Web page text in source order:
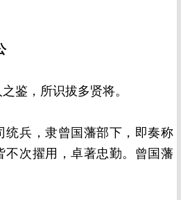
鉴，所识拔多贤将。
统兵，隶曾国藩部下，即奏称
不次擢用，卓著忠勤。曾国藩